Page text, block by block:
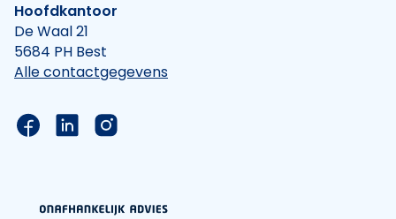
Hoofdkantoor
De Waal 21
5684 PH Best
Alle contactgegevens
Link naar de Facebook pagina van Hypotheek
Link naar de LinkedIn pagina van
Link naar de Instagram pagina van